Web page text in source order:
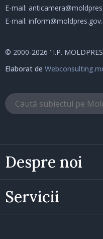
Despre noi
Servicii
E-mail:
E-mail:
© 2000-2026 "I.P. MOLDPRES
Elaborat de